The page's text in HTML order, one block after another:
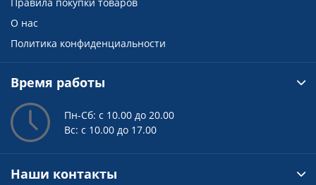
О нас
Политика конфиденциальности
Время работы
Пн-Сб: с 10.00 до 20.00
Вс: с 10.00 до 17.00
Наши контакты